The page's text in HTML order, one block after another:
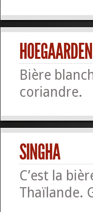
Bière
coriandre.
SINGHA
C’est la
Thaïlande.